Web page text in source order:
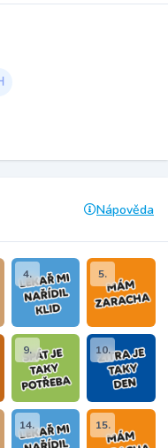
Nápověda
4. 5.
9. 10.
14. 15.